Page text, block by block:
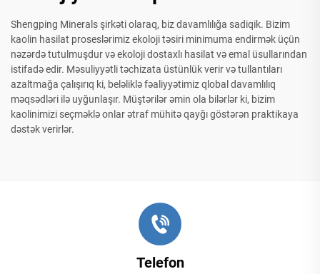
Shengping Minerals şirkəti olaraq, biz davamlılığa sadiqik. Bizim
kaolin hasilat proseslərimiz ekoloji təsiri minimuma endirmək üçün
nəzərdə tutulmuşdur və ekoloji dostaxlı hasilat və emal üsullarından
istifadə edir. Məsuliyyətli təchizata üstünlük verir və tullantıları
azaltmağa çalışırıq ki, beləliklə fəaliyyətimiz qlobal davamlılıq
məqsədləri ilə uyğunlaşır. Müştərilər əmin ola bilərlər ki, bizim
kaolinimizi seçməklə onlar ətraf mühitə qayğı göstərən praktikaya
dəstək verirlər.
Telefon